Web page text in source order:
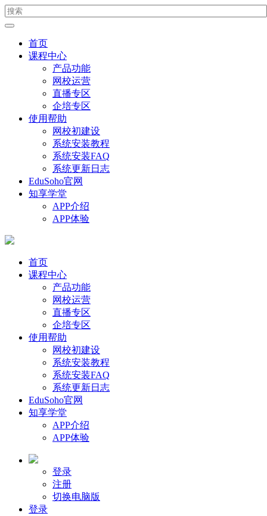
首页
课程中心
产品功能
网校运营
直播专区
企培专区
使用帮助
网校初建设
系统安装教程
系统安装FAQ
系统更新日志
EduSoho官网
知享学堂
APP介绍
APP体验
首页
课程中心
产品功能
网校运营
直播专区
企培专区
使用帮助
网校初建设
系统安装教程
系统安装FAQ
系统更新日志
EduSoho官网
知享学堂
APP介绍
APP体验
登录
注册
切换电脑版
登录